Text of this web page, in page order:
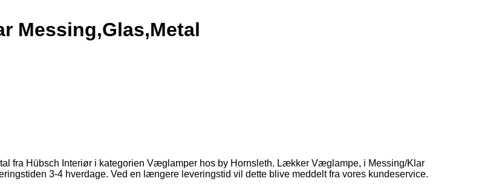
Messing,Glas,Metal
fra Hübsch Interiør i kategorien Væglamper hos by Hornsleth. Lækker Væglampe, i Messing/Klar
3-4 hverdage. Ved en længere leveringstid vil dette blive meddelt fra vores kundeservice.